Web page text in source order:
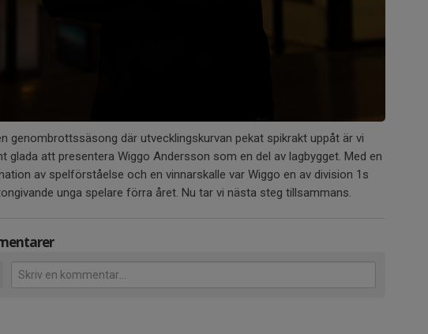
genombrottssäsong där utvecklingskurvan pekat spikrakt uppåt är vi
glada att presentera Wiggo Andersson som en del av lagbygget. Med en
av spelförståelse och en vinnarskalle var Wiggo en av division 1s
unga spelare förra året. Nu tar vi nästa steg tillsammans.